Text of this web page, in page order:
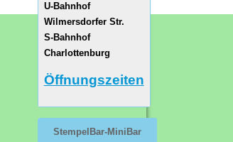
U-Bahnhof
Wilmersdorfer Str.
S-Bahnhof
Charlottenburg
Öffnungszeiten
StempelBar-MiniBar